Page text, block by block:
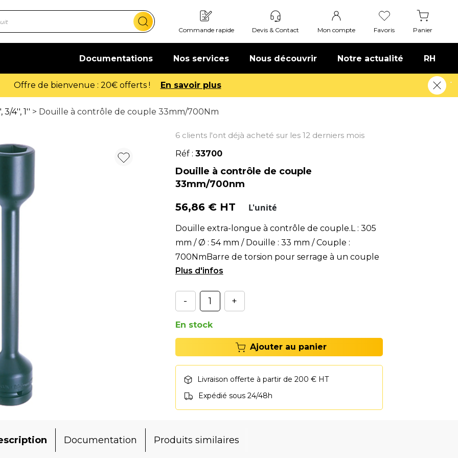
Commande rapide Devis & Contact Mon compte Favoris Panier
Documentations Nos services Nous découvrir Notre actualité RH
Offre de bienvenue : 20€ offerts ! En savoir plus
3/4'', 1'' > Douille à contrôle de couple 33mm/700Nm
6 clients l'ont déjà acheté sur les 12 derniers mois
Réf : 33700
Douille à contrôle de couple
33mm/700nm
56,86 € HT L'unité
Douille extra-longue à contrôle de couple.L : 305
mm / Ø : 54 mm / Douille : 33 mm / Couple :
700NmBarre de torsion pour serrage à un couple
déterminé
- +
En stock
Ajouter au panier
Livraison offerte à partir de 200 € HT
Expédié sous 24/48h
Documentation Produits similaires